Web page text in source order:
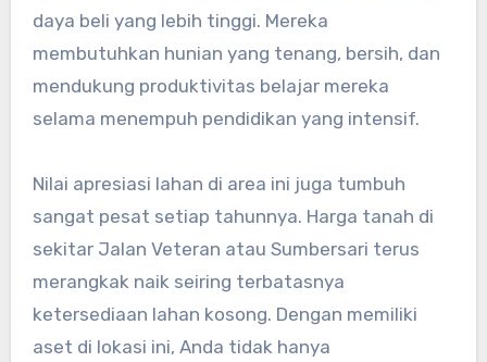
daya beli yang lebih tinggi. Mereka
membutuhkan hunian yang tenang, bersih, dan
mendukung produktivitas belajar mereka
selama menempuh pendidikan yang intensif.
Nilai apresiasi lahan di area ini juga tumbuh
sangat pesat setiap tahunnya. Harga tanah di
sekitar Jalan Veteran atau Sumbersari terus
merangkak naik seiring terbatasnya
ketersediaan lahan kosong. Dengan memiliki
aset di lokasi ini, Anda tidak hanya